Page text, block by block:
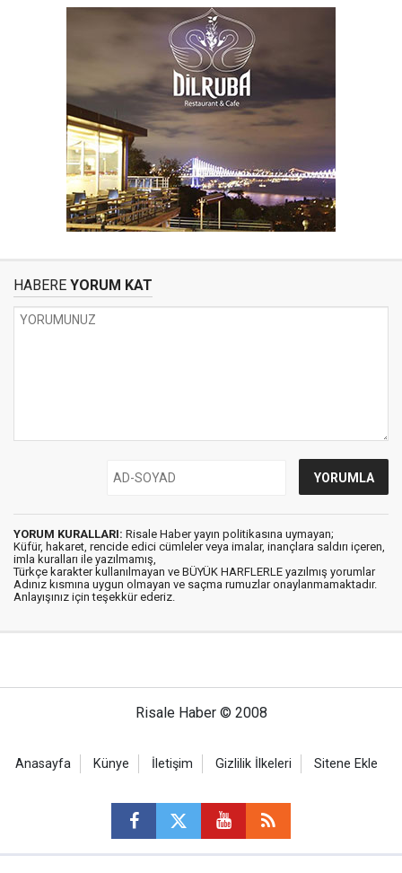
HABERE YORUM KAT
YORUM KURALLARI: Risale Haber yayın politikasına uymayan;
Küfür, hakaret, rencide edici cümleler veya imalar, inançlara saldırı içeren,
imla kuralları ile yazılmamış,
Türkçe karakter kullanılmayan ve BÜYÜK HARFLERLE yazılmış yorumlar
Adınız kısmına uygun olmayan ve saçma rumuzlar onaylanmamaktadır.
Anlayışınız için teşekkür ederiz.
Risale Haber © 2008
Anasayfa Künye İletişim Gizlilik İlkeleri Sitene Ekle